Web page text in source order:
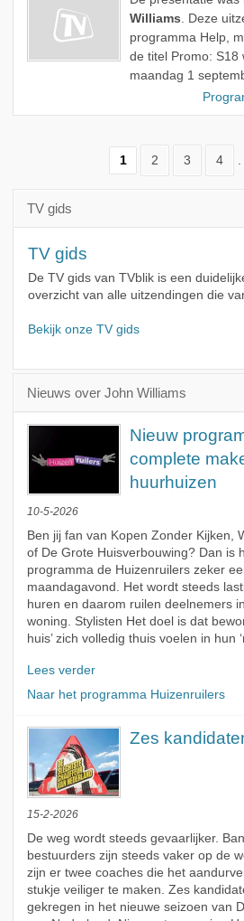
Williams. Deze
programma Help,
de titel Promo: S18
maandag 1
1 2 3 4 .
TV gids
TV gids
De TV gids van TVblik is een
overzicht van alle uitzendingen die
Bekijk onze TV gids
Nieuws over John Williams
Nieuw
complete
huurhuizen
10-5-2026
Ben jij fan van Kopen Zonder Kijken,
of De Grote Huisverbouwing? Dan is
programma de Huizenruilers zeker
maandagavond. Het wordt steeds
huren en daarom ruilen deelnemers
woning. Stylisten Het doel is dat
huis’ zich volledig thuis voelen in hun
Lees verder
Naar het programma Huizenruilers
Zes
15-2-2026
De weg wordt steeds gevaarlijker.
bestuurders zijn steeds vaker op de
zijn er twee coaches die het
stukje veiliger te maken. Zes
gekregen in het nieuwe seizoen van